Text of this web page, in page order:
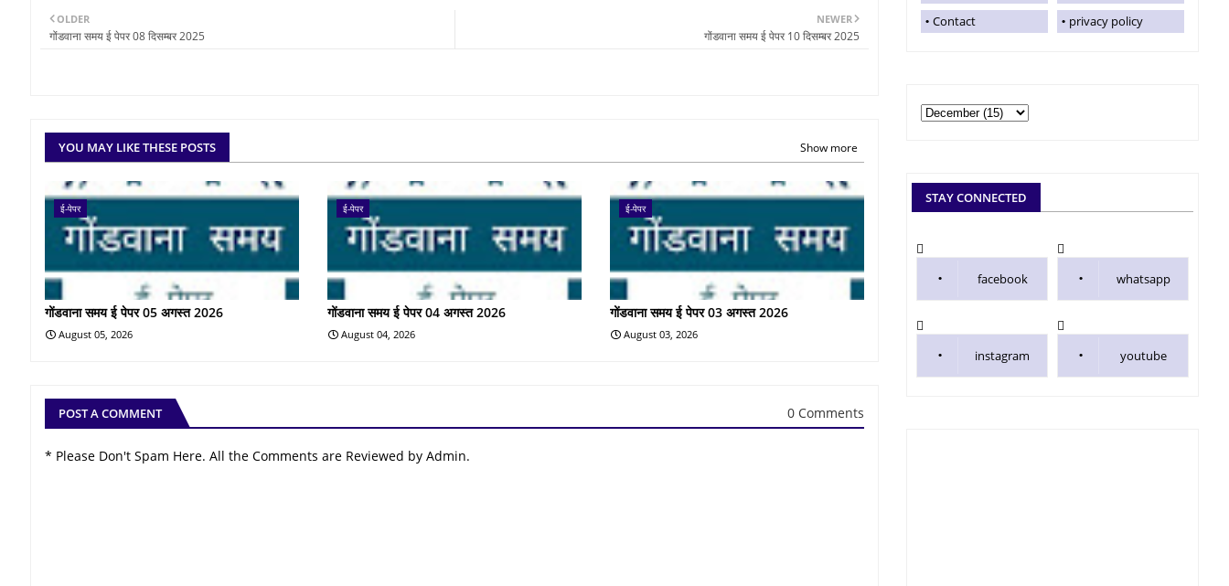
NEWER
गोंडवाना समय ई पेपर 10 दिसम्बर 2025
OLDER
गोंडवाना समय ई पेपर 08 दिसम्बर 2025
YOU MAY LIKE THESE POSTS Show more
ई-पेपर
गोंडवाना समय ई पेपर 05 अगस्त 2026
August 05, 2026
ई-पेपर
गोंडवाना समय ई पेपर 04 अगस्त 2026
August 04, 2026
ई-पेपर
गोंडवाना समय ई पेपर 03 अगस्त 2026
August 03, 2026
POST A COMMENT 0 Comments
* Please Don't Spam Here. All the Comments are Reviewed by Admin.
Contact
privacy policy
STAY CONNECTED
facebook whatsapp
instagram youtube